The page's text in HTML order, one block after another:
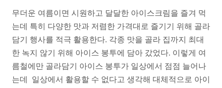
무더운 여름이면 시원하고 달달한 아이스크림을 즐겨 먹
는데 특히 다양한 맛과 저렴한 가격대로 즐기기 위해 골라
담기 행사를 적극 활용한다. 각종 맛을 골라 집까지 최대
한 녹지 않기 위해 아이스 봉투에 담아 갔었다. 이렇게 여
름철에만 골라담기 아이스 봉투가 일상에서 점점 늘어나
는데 일상에서 활용할 수 없다고 생각해 대체적으로 아이